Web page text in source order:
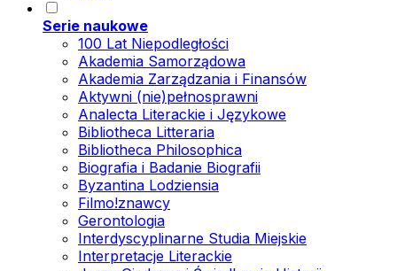
Serie naukowe
100 Lat Niepodległości
Akademia Samorządowa
Akademia Zarządzania i Finansów
Aktywni (nie)pełnosprawni
Analecta Literackie i Językowe
Bibliotheca Litteraria
Bibliotheca Philosophica
Biografia i Badanie Biografii
Byzantina Lodziensia
Filmo!znawcy
Gerontologia
Interdyscyplinarne Studia Miejskie
Interpretacje Literackie